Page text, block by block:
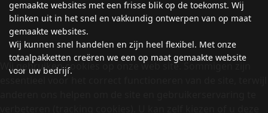
gemaakte websites met een frisse blik op de toekomst. Wij
blinken uit in het snel en vakkundig ontwerpen van op maat
gemaakte websites.
Wij kunnen snel handelen en zijn heel flexibel. Met onze
totaalpakketten creëren we een op maat gemaakte website
voor uw bedrijf.
Wij gebruiken cookies op onze web site. Sommigen zijn
essentieel voor het correct functioneren van de site, terwijl